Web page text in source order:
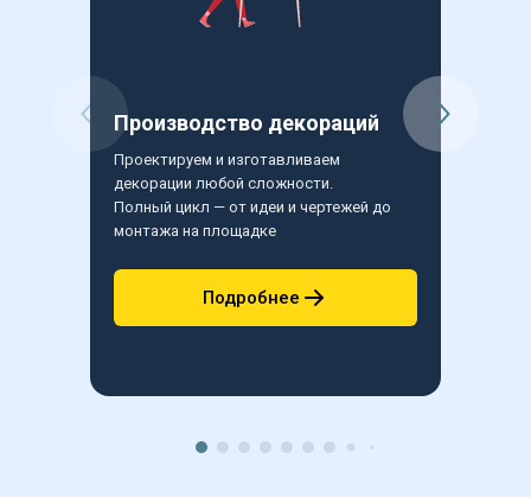
Производство декораций
Проектируем и изготавливаем
декорации любой сложности.
Полный цикл — от идеи и чертежей до
монтажа на площадке
Подробнее